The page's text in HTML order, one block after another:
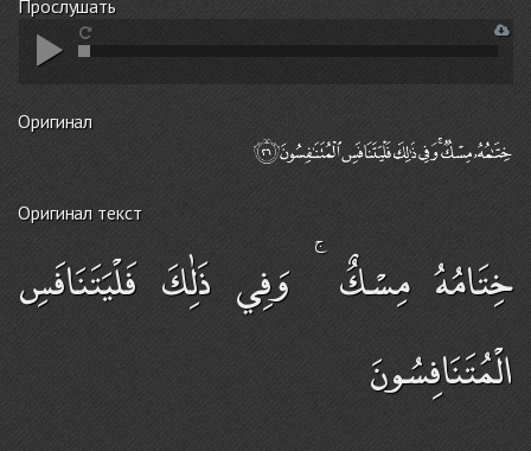
Прослушать
Оригинал
Оригинал текст
خِتَامُهُ مِسْكٌ ۚ وَفِي ذَٰلِكَ فَلْيَتَنَافَسِ
الْمُتَنَافِسُونَ